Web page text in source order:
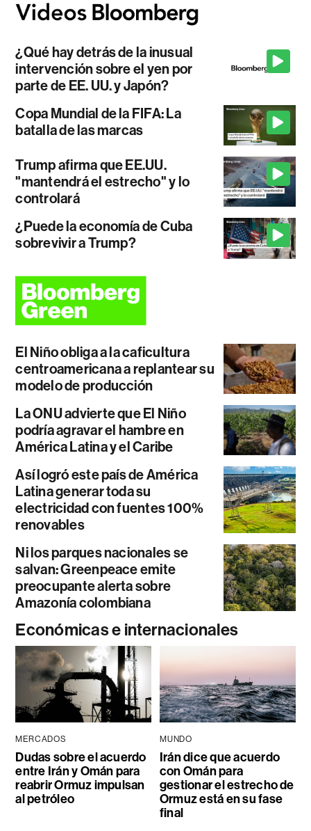
¿Qué hay detrás de la inusual
intervención sobre el yen por
parte de EE. UU. y Japón?
Copa Mundial de la FIFA: La
batalla de las marcas
Trump afirma que EE.UU.
"mantendrá el estrecho" y lo
controlará
¿Puede la economía de Cuba
sobrevivir a Trump?
El Niño obliga a la caficultura
centroamericana a replantear su
modelo de producción
La ONU advierte que El Niño
podría agravar el hambre en
América Latina y el Caribe
Así logró este país de América
Latina generar toda su
electricidad con fuentes 100%
renovables
Ni los parques nacionales se
salvan: Greenpeace emite
preocupante alerta sobre
Amazonía colombiana
Económicas e internacionales
MERCADOS
Dudas sobre el acuerdo
entre Irán y Omán para
reabrir Ormuz impulsan
al petróleo
MUNDO
Irán dice que acuerdo
con Omán para
gestionar el estrecho de
Ormuz está en su fase
final